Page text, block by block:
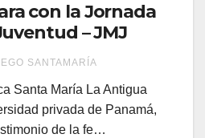
con la Jornada
– JMJ
SANTAMARÍA
Santa María La Antigua
privada de Panamá,
de la fe…